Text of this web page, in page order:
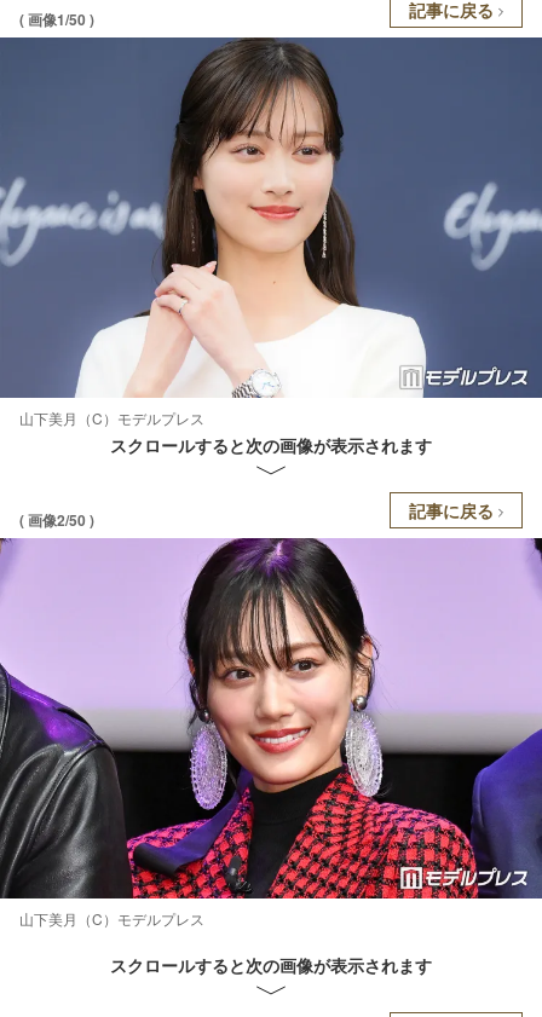
( 画像1/50 ) 記事に戻る
山下美月（C）モデルプレス
スクロールすると次の画像が表示されます
( 画像2/50 ) 記事に戻る
山下美月（C）モデルプレス
スクロールすると次の画像が表示されます